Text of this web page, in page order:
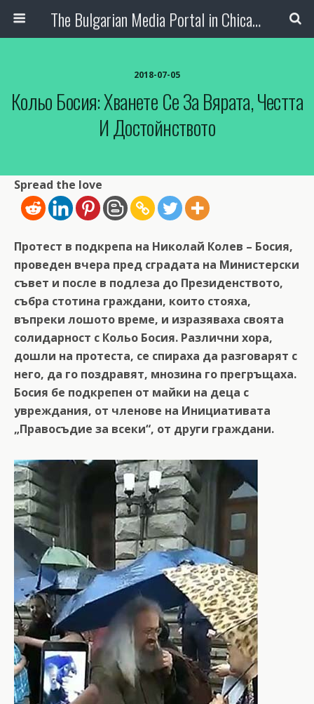
The Bulgarian Media Portal in Chicago
2018-07-05
Кольо Босия: Хванете Се За Вярата, Честта
И Достойнството
Spread the love
Протест в подкрепа на Николай Колев – Босия,
проведен вчера пред сградата на Министерски
съвет и после в подлеза до Президенството,
събра стотина граждани, които стояха,
въпреки лошото време, и изразяваха своята
солидарност с Кольо Босия. Различни хора,
дошли на протеста, се спираха да разговарят с
него, да го поздравят, мнозина го прегръщаха.
Босия бе подкрепен от майки на деца с
увреждания, от членове на Инициативата
„Правосъдие за всеки“, от други граждани.